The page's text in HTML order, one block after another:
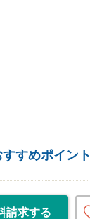
すめポイント
請求する